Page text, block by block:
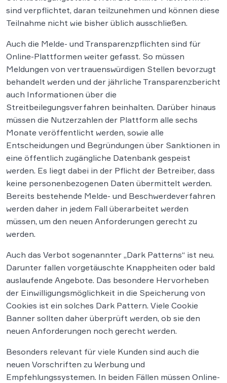
sind verpflichtet, daran teilzunehmen und können diese
Teilnahme nicht wie bisher üblich ausschließen.
Auch die Melde- und Transparenzpflichten sind für
Online-Plattformen weiter gefasst. So müssen
Meldungen von vertrauenswürdigen Stellen bevorzugt
behandelt werden und der jährliche Transparenzbericht
auch Informationen über die
Streitbeilegungsverfahren beinhalten. Darüber hinaus
müssen die Nutzerzahlen der Plattform alle sechs
Monate veröffentlicht werden, sowie alle
Entscheidungen und Begründungen über Sanktionen in
eine öffentlich zugängliche Datenbank gespeist
werden. Es liegt dabei in der Pflicht der Betreiber, dass
keine personenbezogenen Daten übermittelt werden.
Bereits bestehende Melde- und Beschwerdeverfahren
werden daher in jedem Fall überarbeitet werden
müssen, um den neuen Anforderungen gerecht zu
werden.
Auch das Verbot sogenannter „Dark Patterns“ ist neu.
Darunter fallen vorgetäuschte Knappheiten oder bald
auslaufende Angebote. Das besondere Hervorheben
der Einwilligungsmöglichkeit in die Speicherung von
Cookies ist ein solches Dark Pattern. Viele Cookie
Banner sollten daher überprüft werden, ob sie den
neuen Anforderungen noch gerecht werden.
Besonders relevant für viele Kunden sind auch die
neuen Vorschriften zu Werbung und
Empfehlungssystemen. In beiden Fällen müssen Online-